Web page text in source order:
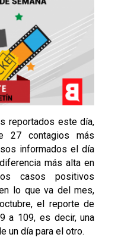
reportados este día,
27 contagios más
informados el día
más alta en
casos positivos
lo que va del mes,
el reporte de
a 109, es decir, una
un día para el otro.